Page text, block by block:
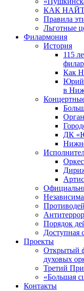
КАК
Правила
Льготные
Филармония
История
115
Как
Юрий
в
ДК
Порядок
Доступная
Проекты
Открытый
духовых
Третий
«Большая
Контакты